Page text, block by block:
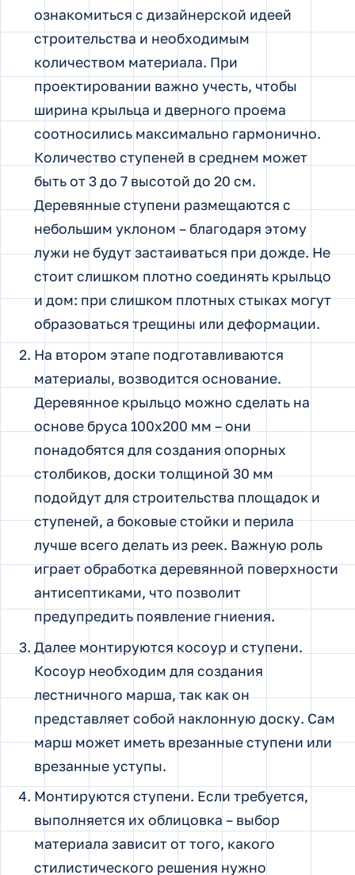
ознакомиться с дизайнерской идеей
строительства и необходимым
количеством материала. При
проектировании важно учесть, чтобы
ширина крыльца и дверного проема
соотносились максимально гармонично.
Количество ступеней в среднем может
быть от 3 до 7 высотой до 20 см.
Деревянные ступени размещаются с
небольшим уклоном – благодаря этому
лужи не будут застаиваться при дожде. Не
стоит слишком плотно соединять крыльцо
и дом: при слишком плотных стыках могут
образоваться трещины или деформации.
На втором этапе подготавливаются
материалы, возводится основание.
Деревянное крыльцо можно сделать на
основе бруса 100х200 мм – они
понадобятся для создания опорных
столбиков, доски толщиной 30 мм
подойдут для строительства площадок и
ступеней, а боковые стойки и перила
лучше всего делать из реек. Важную роль
играет обработка деревянной поверхности
антисептиками, что позволит
предупредить появление гниения.
Далее монтируются косоур и ступени.
Косоур необходим для создания
лестничного марша, так как он
представляет собой наклонную доску. Сам
марш может иметь врезанные ступени или
врезанные уступы.
Монтируются ступени. Если требуется,
выполняется их облицовка – выбор
материала зависит от того, какого
стилистического решения нужно